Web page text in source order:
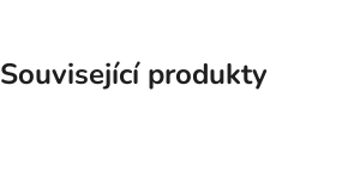
Související produkty